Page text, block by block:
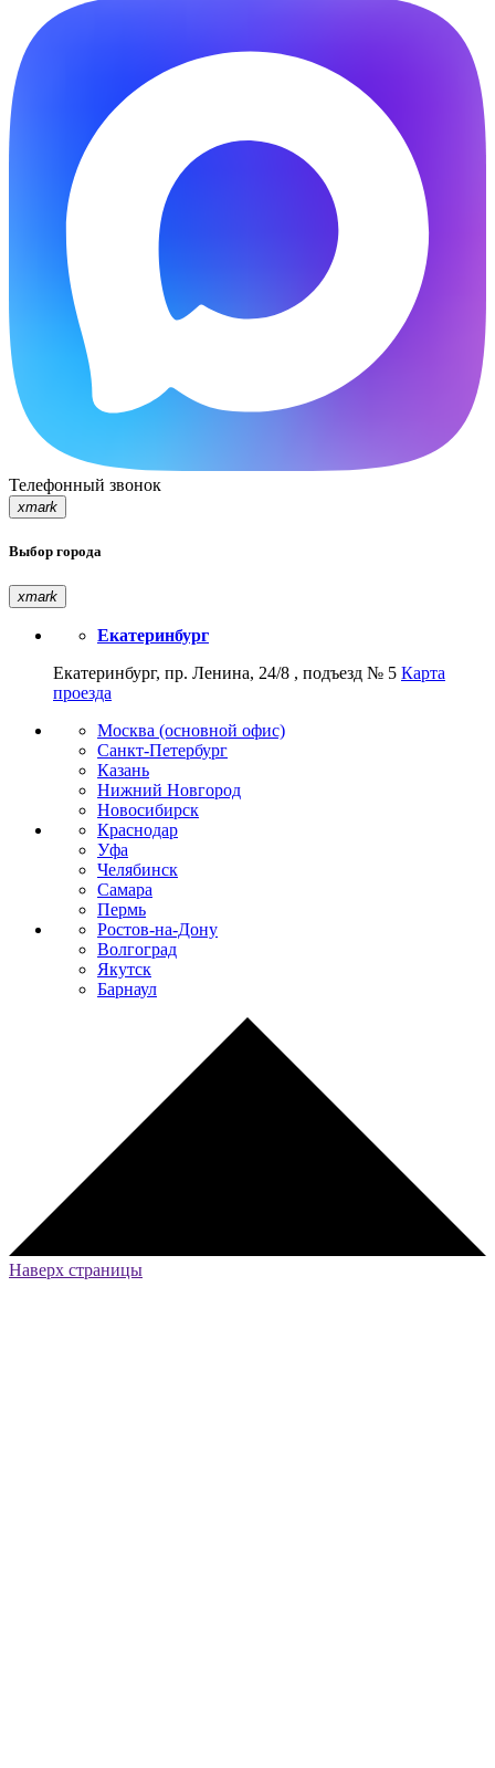
Телефонный звонок
xmark
Выбор города
xmark
Екатеринбург
Екатеринбург, пр. Ленина, 24/8 , подъезд № 5 Карта
проезда
Москва (основной офис)
Санкт-Петербург
Казань
Нижний Новгород
Новосибирск
Краснодар
Уфа
Челябинск
Самара
Пермь
Ростов-на-Дону
Волгоград
Якутск
Барнаул
Наверх страницы